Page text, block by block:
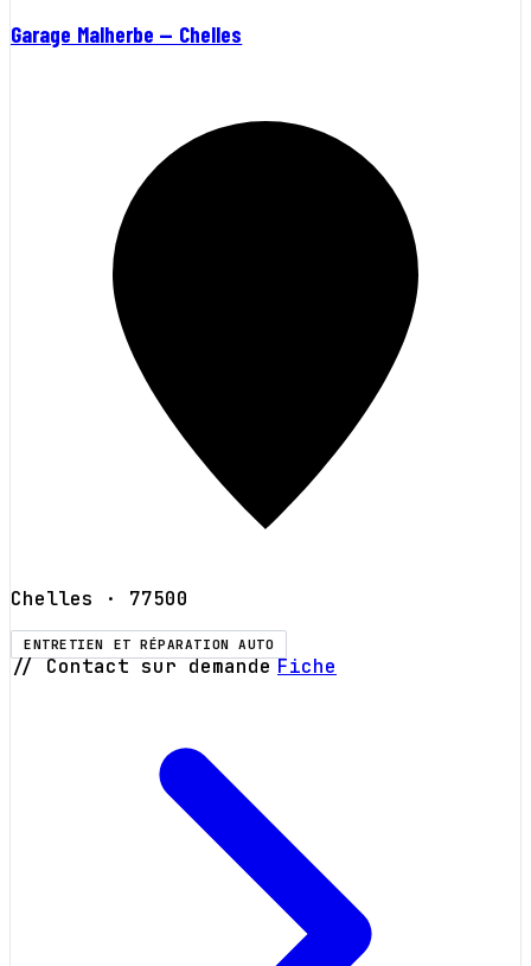
Garage Malherbe — Chelles
Chelles · 77500
ENTRETIEN ET RÉPARATION AUTO
// Contact sur demande Fiche